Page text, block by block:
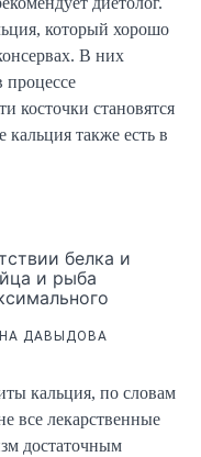
который хорошо
В них
процессе
косточки становятся
также есть в
белка и
и рыба
ДАВЫДОВА
кальция, по словам
все лекарственные
достаточным